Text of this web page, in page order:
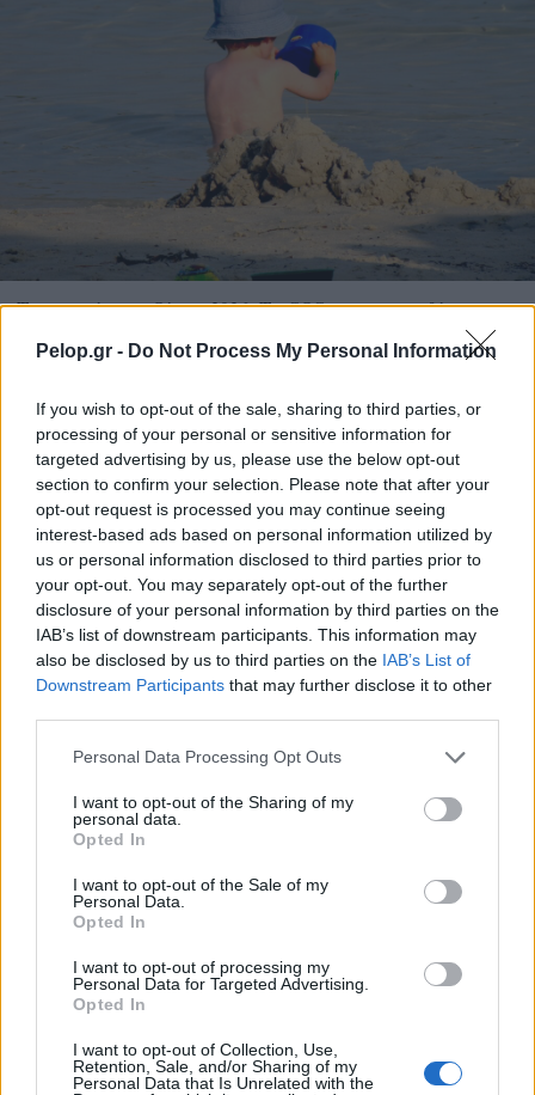
Pelop.gr - Do Not Process My Personal Information
If you wish to opt-out of the sale, sharing to third parties, or
processing of your personal or sensitive information for
targeted advertising by us, please use the below opt-out
section to confirm your selection. Please note that after your
opt-out request is processed you may continue seeing
interest-based ads based on personal information utilized by
us or personal information disclosed to third parties prior to
your opt-out. You may separately opt-out of the further
disclosure of your personal information by third parties on the
IAB’s list of downstream participants. This information may
also be disclosed by us to third parties on the IAB’s List of
Downstream Participants that may further disclose it to other
Please note that this website/app uses one or more Google
not limited to your visit or usage behaviour. You may click to
grant or deny consent to Google and its third-party tags to
use your data for below specified purposes in below Google
consent section.
Personal Data Processing Opt Outs
I want to opt-out of the Sharing of my
personal data.
Opted In
I want to opt-out of the Sale of my
Personal Data.
Opted In
I want to opt-out of processing my
Personal Data for Targeted Advertising.
Opted In
I want to opt-out of Collection, Use,
Retention, Sale, and/or Sharing of my
Personal Data that Is Unrelated with the
Τουρισμός για Ολους 2026: Τα SOS για να κερδίσετε το
Το Minecraft έρχεται στο Nintendo Switch 2 όπως δεν το
έχετε ξαναδεί